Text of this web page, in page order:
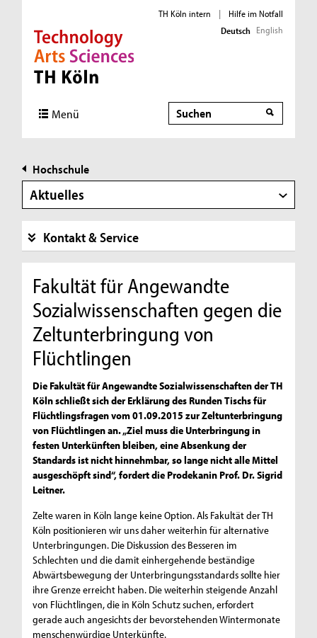
Direkt zur Hauptnavigation
Direkt zur Subnavigation
Direkt zum Inhalt
Direkt zum Fußbereich
TH Köln intern |
Hilfe im Notfall
Deutsch English
Menü Suche
Hochschule
Aktuelles
Kontakt & Service
Fakultät für Angewandte
Sozialwissenschaften gegen die
Zeltunterbringung von
Flüchtlingen
Die Fakultät für Angewandte Sozialwissenschaften der TH
Köln schließt sich der Erklärung des Runden Tischs für
Flüchtlingsfragen vom 01.09.2015 zur Zeltunterbringung
von Flüchtlingen an. „Ziel muss die Unterbringung in
festen Unterkünften bleiben, eine Absenkung der
Standards ist nicht hinnehmbar, so lange nicht alle Mittel
ausgeschöpft sind“, fordert die Prodekanin Prof. Dr. Sigrid
Leitner.
Zelte waren in Köln lange keine Option. Als Fakultät der TH
Köln positionieren wir uns daher weiterhin für alternative
Unterbringungen. Die Diskussion des Besseren im
Schlechten und die damit einhergehende beständige
Abwärtsbewegung der Unterbringungsstandards sollte hier
ihre Grenze erreicht haben. Die weiterhin steigende Anzahl
von Flüchtlingen, die in Köln Schutz suchen, erfordert
gerade auch angesichts der bevorstehenden Wintermonate
menschenwürdige Unterkünfte.